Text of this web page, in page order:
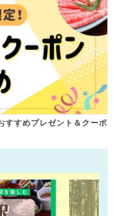
すめプレゼント＆クーポ